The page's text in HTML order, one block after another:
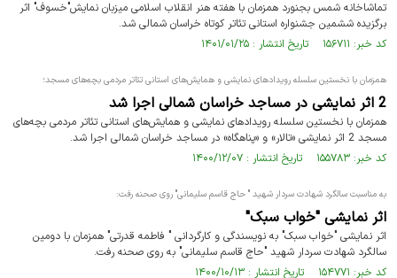
تماشاخانه شمس بجنورد همزمان با هفته هنر انقلاب اسلامی میزبان نمایش"خسوف" اثر
برگزیده ششمین جشنواره استانی تئاتر کوتاه خراسان شمالی شد.
کد خبر: ۱۵۶۷۱۱ تاریخ انتشار : ۱۴۰۱/۰۱/۲۵
همزمان با نخستین سلسله رویدادهای نمایشی و همایش‌های استانی تئاتر مردمی بچه‌های مسجد؛
2 اثر نمایشی در مساجد خراسان شمالی اجرا شد
همزمان با نخستین سلسله رویدادهای نمایشی و همایش‌های استانی تئاتر مردمی بچه‌های
مسجد 2 اثر نمایشی «تالار» و «پناهگاه» در مساجد خراسان شمالی اجرا شد.
کد خبر: ۱۵۵۷۸۳ تاریخ انتشار : ۱۴۰۰/۱۲/۰۷
به مناسبت سالگرد شهادت سردار شهید " حاج قاسم سلیمانی" روی صحنه رفت:
اثر نمایشی "خواب سبک"
اثر نمایشی "خواب سبک" به نویسندگی و کارگردانی " فاطمه قدرتی" همزمان با دومین
سالگرد شهادت سردار شهید "حاج قاسم سلیمانی" به روی صحنه رفت.
کد خبر: ۱۵۴۷۷۱ تاریخ انتشار : ۱۴۰۰/۱۰/۱۳